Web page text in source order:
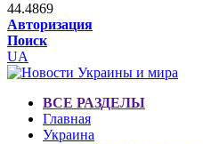
44.4869
Авторизация
Поиск
UA
ВСЕ РАЗДЕЛЫ
Главная
Украина